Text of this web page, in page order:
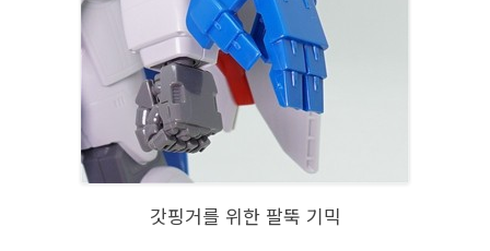
갓핑거를 위한 팔뚝 기믹